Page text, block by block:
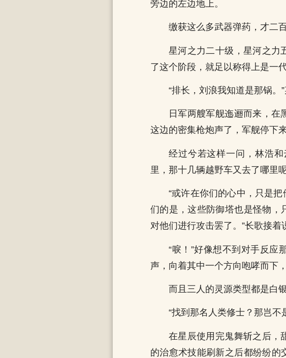
旁边的左边地上。
缴获这么多武器弹药，才二
星河之力二十级，星河之力
了这个阶段，就足以称得上是一
“排长，刘浪我知道是那锅。
日军两艘军舰迤逦而来，在
这边的密集枪炮声了，军舰停下
经过兮若这样一问，林浩
里，那十几辆越野车又去了哪里
“或许在你们的心中，只是
们的是，这些防御塔也是怪物，
对他们进行攻击罢了。”长歌接着
“唳！”好像想不到对手反应
声，向着其中一个方向咆哮而下
而且三人的灵源类型都是白
“找到那名人类修士？那岂不
在星辰使用完鬼舞斩之后，
的治愈术技能刷新之后都纷纷的